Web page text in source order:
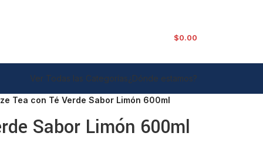
$0.00
Ver Todas las Categorías¿Dónde estamos?
Tea con Té Verde Sabor Limón 600ml
Sabor Limón 600ml